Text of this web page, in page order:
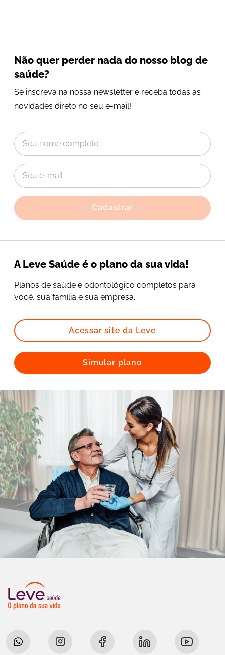
Não quer perder nada do nosso blog de
saúde?
Se inscreva na nossa newsletter e receba todas as
novidades direto no seu e-mail!
Cadastrar
A Leve Saúde é o plano da sua vida!
Planos de saúde e odontológico completos para
você, sua família e sua empresa.
Acessar site da Leve
Simular plano